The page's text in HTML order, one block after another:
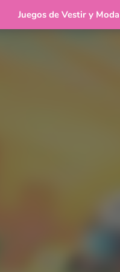
Juegos de Vestir y Moda